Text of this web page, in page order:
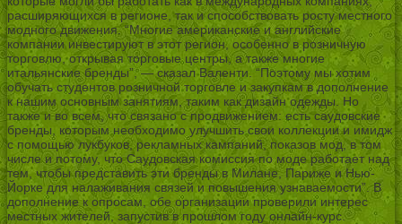
расширяющихся в регионе, так и способствовать росту местного
модного движения. “Многие американские и английские
компании инвестируют в этот регион, особенно в розничную
торговлю, открывая торговые центры, а также многие
итальянские бренды”, — сказал Валенти. “Поэтому мы хотим
обучать студентов розничной торговле и закупкам в дополнение
к нашим основным занятиям, таким как дизайн одежды. Но
также и во всем, что связано с продвижением: есть саудовские
бренды, которым необходимо улучшить свои коллекции и имидж
с помощью лукбуков, рекламных кампаний, показов мод, в том
числе и потому, что Саудовская комиссия по моде работает над
тем, чтобы представить эти бренды в Милане, Париже и Нью-
Йорке для налаживания связей и повышения узнаваемости”. В
дополнение к опросам, обе организации проверили интерес
местных жителей, запустив в прошлом году онлайн-курс.